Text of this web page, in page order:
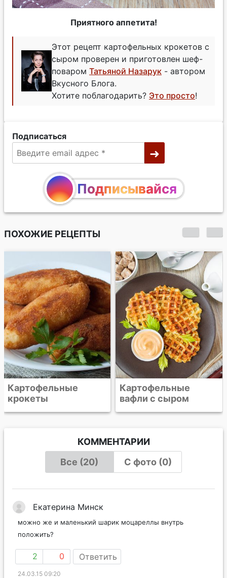
Приятного аппетита!
Этот рецепт картофельных крокетов с
сыром проверен и приготовлен шеф-
поваром Татьяной Назарук - автором
Вкусного Блога.
Хотите поблагодарить? Это просто!
Подписаться
Подписывайся
ПОХОЖИЕ РЕЦЕПТЫ
Картофельные
вафли с сыром
Картофельные
биточки с зеленью и
чесноком
КОММЕНТАРИИ
Все (20)
С фото (0)
Екатерина Минск
можно же и маленький шарик моцареллы внутрь
положить?
2 0 Ответить
24.03.15 09:20